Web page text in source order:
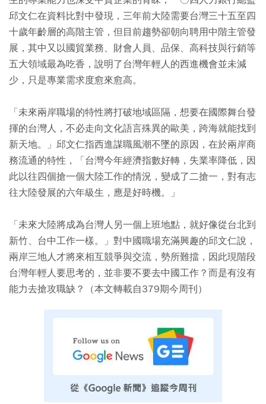
邱文仁在資料比對中發現，三年前大陸需要台灣三十五至四
十歲年齡層的高階主管，但目前趨勢卻朝向聘用中階主管發
展，其中又以國貿業務、財會人員、品保、高科技與行銷等
五大領域最為吃香，說明了台灣年輕人的西進機會並未減
少，只是專業需求度愈來愈高。
「未來兩岸職場的特性將打破地域區隔，想要在國際舞台發
揮的台灣人，不必走向文化語言殊異的歐美，跨海就能找到
新天地。」邱文仁指西進謀職風潮不墜的原因，在於兩岸商
務流通的特性，「台灣今年經濟指數好轉，失業率降低，因
此以往四個搶一個大陸工作的情況，變成了二搶一，對有志
往大陸發展的六年級生，應是好時機。」
「未來大陸將成為台灣人另一個上班地點，就好像從台北到
新竹、台中工作一樣。」對中國職場充滿興趣的邱文仁說，
兩岸三地人才將來相互競爭與交流，勢所難擋，因此現階段
台灣年輕人要思考的，並非要不要去中國工作？而是有沒有
能力去搶攻職缺？（本文轉載自379期今周刊）